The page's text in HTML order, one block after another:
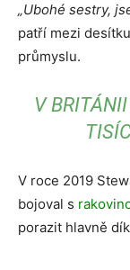
„Ubohé sestry,
patří mezi
průmyslu.
V
V roce 2019
bojoval s
porazit hlavně